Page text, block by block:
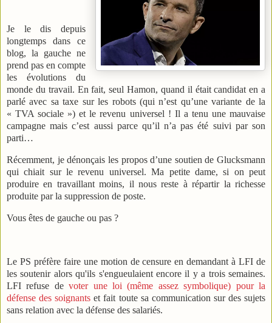
Je le dis depuis
longtemps dans ce
blog, la gauche ne
prend pas en compte
les évolutions du
monde du travail. En fait, seul Hamon, quand il était candidat en a
parlé avec sa taxe sur les robots (qui n’est qu’une variante de la
« TVA sociale ») et le revenu universel ! Il a tenu une mauvaise
campagne mais c’est aussi parce qu’il n’a pas été suivi par son
parti…
Récemment, je dénonçais les propos d’une soutien de Glucksmann
qui chiait sur le revenu universel. Ma petite dame, si on peut
produire en travaillant moins, il nous reste à répartir la richesse
produite par la suppression de poste.
Vous êtes de gauche ou pas ?
Le PS préfère faire une motion de censure en demandant à LFI de
les soutenir alors qu'ils s'engueulaient encore il y a trois semaines.
LFI refuse devoter une loi (même assez symbolique) pour la
défense des soignants et fait toute sa communication sur des sujets
sans relation avec la défense des salariés.